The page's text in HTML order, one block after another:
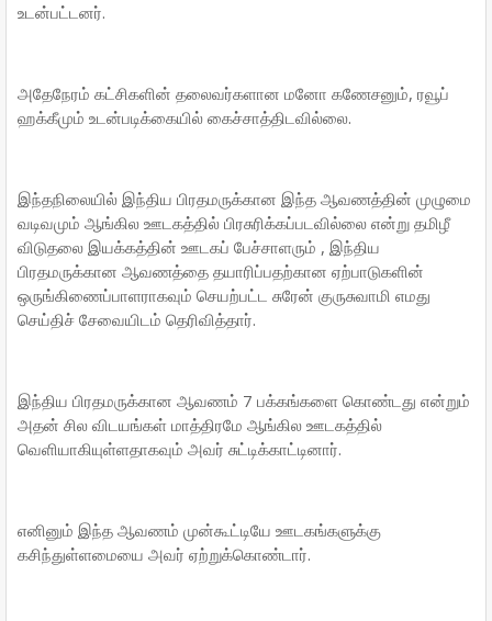
உடன்பட்டனர்.
அதேநேரம் கட்சிகளின் தலைவர்களான மனோ கணேசனும், ரவூப்
ஹக்கீமும் உடன்படிக்கையில் கைச்சாத்திடவில்லை.
இந்தநிலையில் இந்திய பிரதமருக்கான இந்த ஆவணத்தின் முழுமை
வடிவமும் ஆங்கில ஊடகத்தில் பிரசுரிக்கப்படவில்லை என்று தமிழீ
விடுதலை இயக்கத்தின் ஊடகப் பேச்சாளரும் , இந்திய
பிரதமருக்கான ஆவணத்தை தயாரிப்பதற்கான ஏற்பாடுகளின்
ஒருங்கிணைப்பாளராகவும் செயற்பட்ட சுரேன் குருசுவாமி எமது
செய்திச் சேவையிடம் தெரிவித்தார்.
இந்திய பிரதமருக்கான ஆவணம் 7 பக்கங்களை கொண்டது என்றும்
அதன் சில விடயங்கள் மாத்திரமே ஆங்கில ஊடகத்தில்
வெளியாகியுள்ளதாகவும் அவர் சுட்டிக்காட்டினார்.
எனினும் இந்த ஆவணம் முன்கூட்டியே ஊடகங்களுக்கு
கசிந்துள்ளமையை அவர் ஏற்றுக்கொண்டார்.